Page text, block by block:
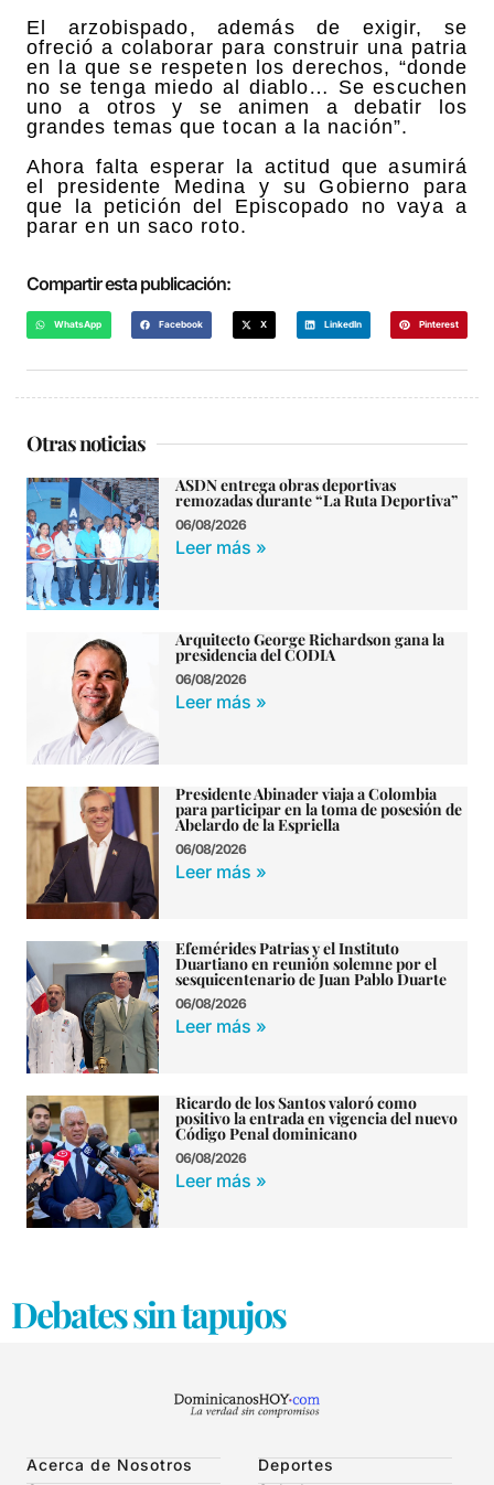
El arzobispado, además de exigir, se
ofreció a colaborar para construir una patria
en la que se respeten los derechos, “donde
no se tenga miedo al diablo… Se escuchen
uno a otros y se animen a debatir los
grandes temas que tocan a la nación”.
Ahora falta esperar la actitud que asumirá
el presidente Medina y su Gobierno para
que la petición del Episcopado no vaya a
parar en un saco roto.
Compartir esta publicación:
WhatsApp Facebook X LinkedIn Pinterest
Otras noticias
ASDN entrega obras deportivas
remozadas durante “La Ruta Deportiva”
06/08/2026
Leer más »
Arquitecto George Richardson gana la
presidencia del CODIA
06/08/2026
Leer más »
Presidente Abinader viaja a Colombia
para participar en la toma de posesión de
Abelardo de la Espriella
06/08/2026
Leer más »
Efemérides Patrias y el Instituto
Duartiano en reunión solemne por el
sesquicentenario de Juan Pablo Duarte
06/08/2026
Leer más »
Ricardo de los Santos valoró como
positivo la entrada en vigencia del nuevo
Código Penal dominicano
06/08/2026
Leer más »
Debates sin tapujos
Acerca de Nosotros
Deportes